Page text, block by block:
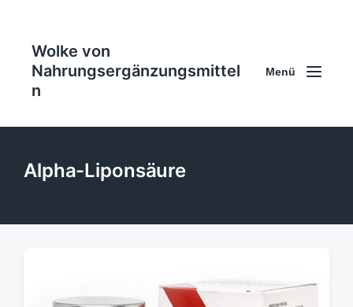
Wolke von
Nahrungsergänzungsmittel
n
Menü
Alpha-Liponsäure